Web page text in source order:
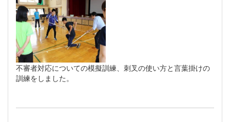
不審者対応についての模擬訓練、刺叉の使い方と言葉掛けの
訓練をしました。